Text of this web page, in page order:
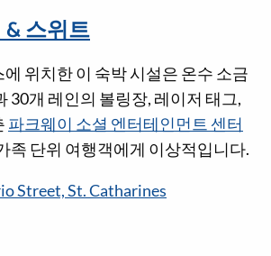
스위트
위치한 이 숙박 시설은 온수 소금
30개 레인의 볼링장, 레이저 태그,
파크웨이 소셜 엔터테인먼트 센터
족 단위 여행객에게 이상적입니다.
Street, St. Catharines